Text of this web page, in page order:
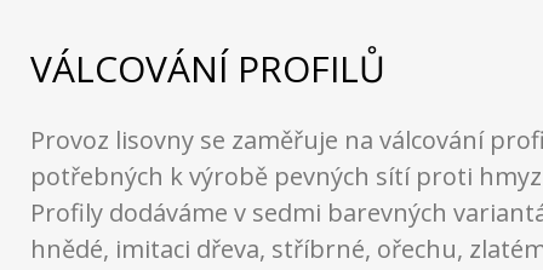
VÁLCOVÁNÍ PROFILŮ
Provoz lisovny se zaměřuje na válcování
potřebných k výrobě pevných sítí proti
Profily dodáváme v sedmi barevných
hnědé, imitaci dřeva, stříbrné, ořechu,